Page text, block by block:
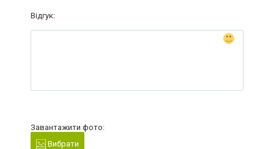
Відгук:
Завантажити фото:
Вибрати